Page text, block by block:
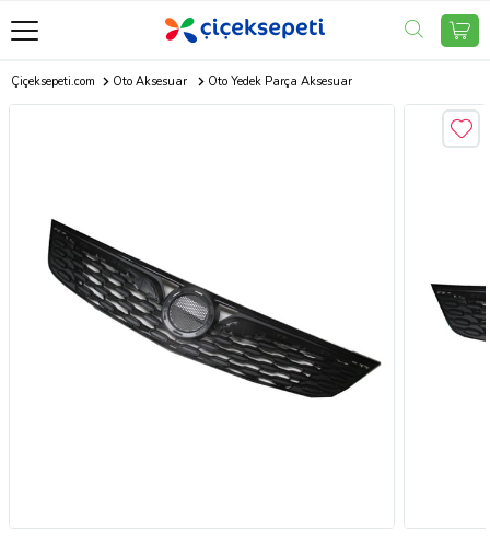
Çiçeksepeti.com Oto Aksesuar Oto Yedek Parça Aksesuar